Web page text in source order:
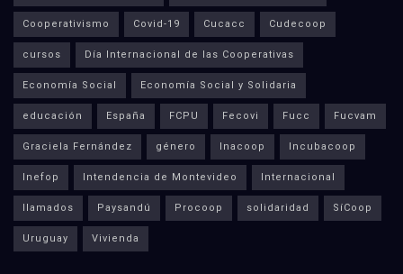
Cooperativismo Covid-19 Cucacc Cudecoop
cursos Día Internacional de las Cooperativas
Economía Social Economía Social y Solidaria
educación España FCPU Fecovi Fucc Fucvam
Graciela Fernández género Inacoop Incubacoop
Inefop Intendencia de Montevideo Internacional
llamados Paysandú Procoop solidaridad SíCoop
Uruguay Vivienda